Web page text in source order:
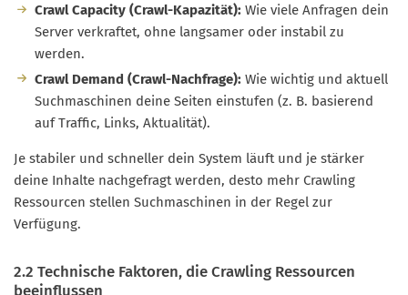
Crawl Capacity (Crawl-Kapazität): Wie viele Anfragen dein
Server verkraftet, ohne langsamer oder instabil zu
werden.
Crawl Demand (Crawl-Nachfrage): Wie wichtig und aktuell
Suchmaschinen deine Seiten einstufen (z. B. basierend
auf Traffic, Links, Aktualität).
Je stabiler und schneller dein System läuft und je stärker
deine Inhalte nachgefragt werden, desto mehr Crawling
Ressourcen stellen Suchmaschinen in der Regel zur
Verfügung.
2.2 Technische Faktoren, die Crawling Ressourcen
beeinflussen